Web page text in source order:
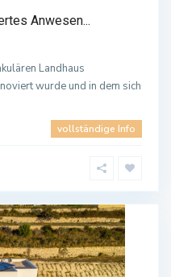
Anwesen...
Landhaus
wurde und in dem sich
vollständige Info